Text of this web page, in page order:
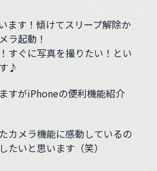
ます！傾けてスリープ解除か
ラ起動！
すぐに写真を撮りたい！とい
♪
すがiPhoneの便利機能紹介
カメラ機能に感動しているの
たいと思います（笑）